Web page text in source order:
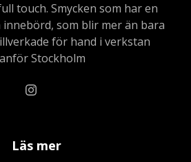
touch. Smycken som har en
som blir mer än bara
för hand i verkstan
Stockholm
Läs mer